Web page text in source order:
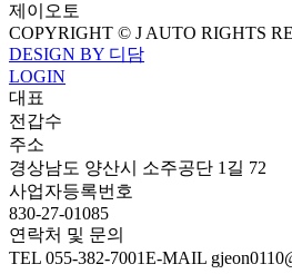
제이오토
COPYRIGHT © J AUTO RIGHTS
DESIGN BY 디담
LOGIN
대표
전갑수
주소
경상남도 양산시 소주공단 1길 72
사업자등록번호
830-27-01085
연락처 및 문의
TEL 055-382-7001E-MAIL